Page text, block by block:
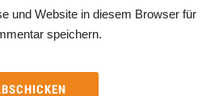
und Website in diesem Browser für
speichern.